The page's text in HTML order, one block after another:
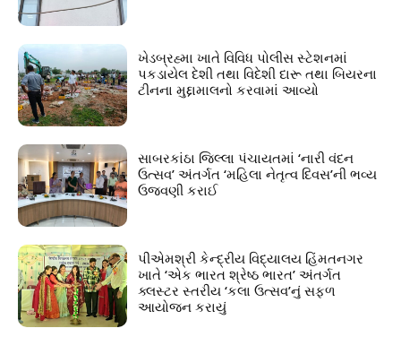
ખેડબ્રહ્મા ખાતે વિવિધ પોલીસ સ્ટેશનમાં
પકડાયેલ દેશી તથા વિદેશી દારૂ તથા બિયરના
ટીનના મુદ્દામાલનો કરવામાં આવ્યો
સાબરકાંઠા જિલ્લા પંચાયતમાં ‘નારી વંદન
ઉત્સવ’ અંતર્ગત ‘મહિલા નેતૃત્વ દિવસ’ની ભવ્ય
ઉજવણી કરાઈ
પીએમશ્રી કેન્દ્રીય વિદ્યાલય હિંમતનગર
ખાતે ‘એક ભારત શ્રેષ્ઠ ભારત’ અંતર્ગત
ક્લસ્ટર સ્તરીય ‘કલા ઉત્સવ’નું સફળ
આયોજન કરાયું